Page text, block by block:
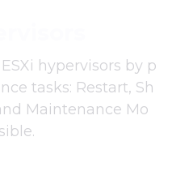
hypervisors by p
tasks: Restart, Sh
Maintenance Mo